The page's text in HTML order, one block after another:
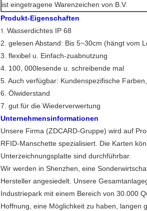
ist eingetragene Warenzeichen von B.V.
Produkt-Eigenschaften
1. Wasserdichtes IP 68
2. gelesen Abstand: Bis 5~30cm (hängt vom
3. flexibel u. Einfach-zuabnutzung
4. 100, 000lesende u. schreibende mal
5. Auch verfügbar: Kundenspezifische
6. Ölwiderstand
7. gut für die Wiederverwertung
Unternehmensinformationen
Unsere Firma (ZDCARD-Gruppe) wird auf
RFID-Manschette spezialisiert. Die Karten
Unterzeichnungsplatte sind durchführbar.
Wir werden in Shenzhen, eine
Hersteller angesiedelt. Unsere
Industriepark mit einem Bereich von 30.000
Hoffnung, eine Möglichkeit zu haben, langen